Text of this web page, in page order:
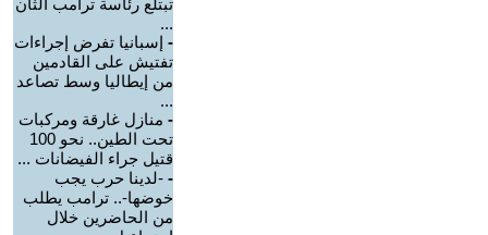
تبتلع رئاسة ترامب الثان
...
- إسبانيا تفرض إجراءات
تفتيش على القادمين
من إيطاليا وسط تصاعد
...
- منازل غارقة ومركبات
تحت الطين.. نحو 100
قتيل جراء الفيضانات ...
- -لدينا حرب يجب
خوضها-.. ترامب يطلب
من الحاضرين خلال